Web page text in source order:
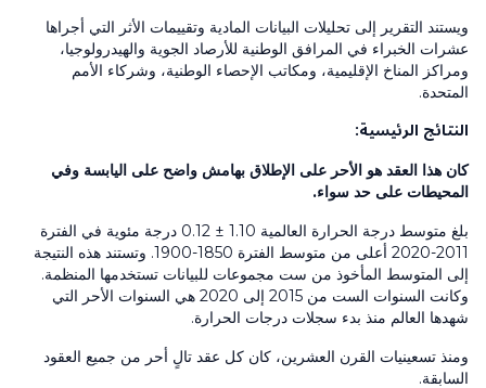
ويستند التقرير إلى تحليلات البيانات المادية وتقييمات الأثر التي أجراها
عشرات الخبراء في المرافق الوطنية للأرصاد الجوية والهيدرولوجيا،
ومراكز المناخ الإقليمية، ومكاتب الإحصاء الوطنية، وشركاء الأمم
المتحدة.
النتائج الرئيسية:
كان هذا العقد هو الأحر على الإطلاق بهامش واضح على اليابسة وفي
المحيطات على حد سواء.
بلغ متوسط درجة الحرارة العالمية 1.10 ± 0.12 درجة مئوية في الفترة
2011-2020 أعلى من متوسط الفترة 1850-1900. وتستند هذه النتيجة
إلى المتوسط المأخوذ من ست مجموعات للبيانات تستخدمها المنظمة.
وكانت السنوات الست من 2015 إلى 2020 هي السنوات الأحر التي
شهدها العالم منذ بدء سجلات درجات الحرارة.
ومنذ تسعينيات القرن العشرين، كان كل عقد تالٍ أحر من جميع العقود
السابقة.